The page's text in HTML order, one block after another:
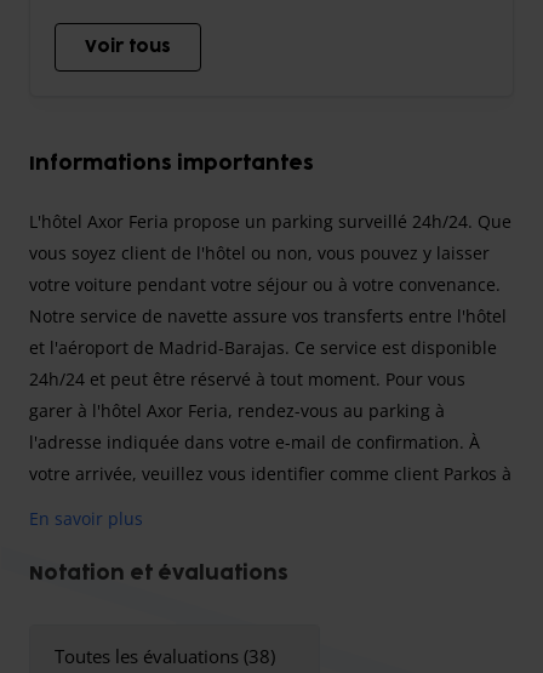
Voir tous
Informations importantes
L'hôtel Axor Feria propose un parking surveillé 24h/24. Que
vous soyez client de l'hôtel ou non, vous pouvez y laisser
votre voiture pendant votre séjour ou à votre convenance.
Notre service de navette assure vos transferts entre l'hôtel
et l'aéroport de Madrid-Barajas. Ce service est disponible
24h/24 et peut être réservé à tout moment. Pour vous
garer à l'hôtel Axor Feria, rendez-vous au parking à
l'adresse indiquée dans votre e-mail de confirmation. À
votre arrivée, veuillez vous identifier comme client Parkos à
Vous serez ensuite conduit au terminal des départs de
l'aéroport de Madrid-Barajas. À votre retour, après avoir
l'hôtel, dont ils vous indiqueront l'emplacement.
En savoir plus
Notation et évaluations
Toutes les évaluations (38)